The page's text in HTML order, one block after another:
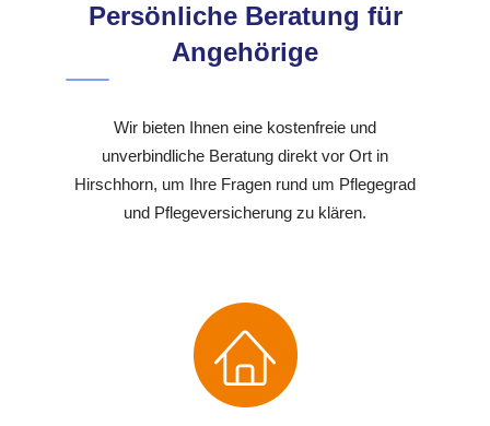
Persönliche Beratung für
Angehörige
Wir bieten Ihnen eine kostenfreie und
unverbindliche Beratung direkt vor Ort in
Hirschhorn, um Ihre Fragen rund um Pflegegrad
und Pflegeversicherung zu klären.